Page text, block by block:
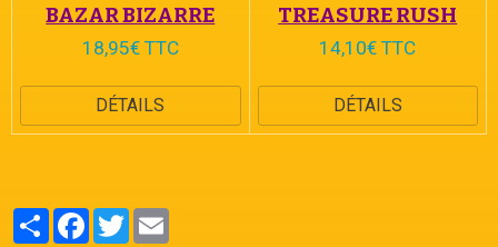
BAZAR BIZARRE
18,95€ TTC
DÉTAILS
TREASURE RUSH
14,10€ TTC
DÉTAILS
PartagerFacebook
Twitter